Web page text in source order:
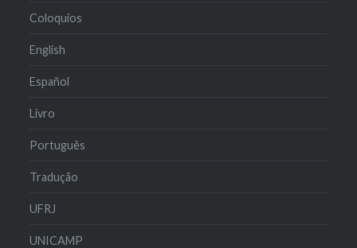
Coloquios
English
Español
Livro
Português
Tradução
UFRJ
UNICAMP